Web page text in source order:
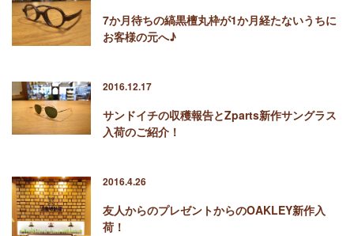
7か月待ちの縞黒檀丸枠が1か月経たないうちに
お客様の元へ♪
2016.12.17
サンドイチの収穫報告とZparts新作サングラス
入荷のご紹介！
2016.4.26
友人からのプレゼントからのOAKLEY新作入
荷！